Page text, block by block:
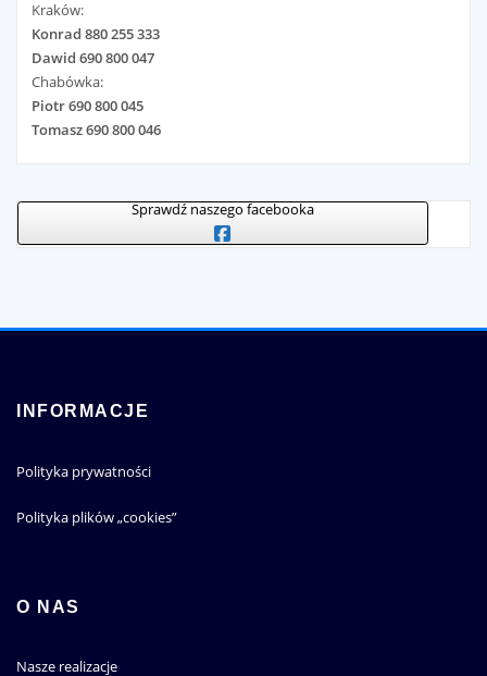
Kraków:
Konrad 880 255 333
Dawid 690 800 047
Chabówka:
Piotr 690 800 045
Tomasz 690 800 046
Sprawdź naszego facebooka
INFORMACJE
Polityka prywatności
Polityka plików „cookies”
zdobywa coraz większą
Era Wirtualnych Wyzwań
O NAS
Nasze realizacje